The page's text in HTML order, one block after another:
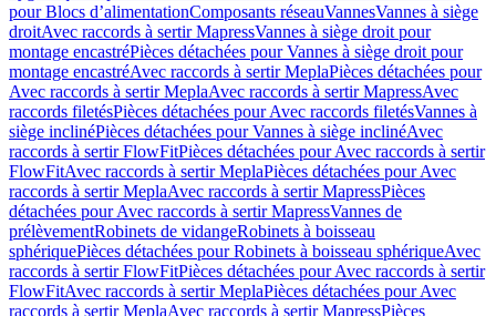
pour Blocs d’alimentationComposants réseauVannesVannes à siège
droitAvec raccords à sertir MapressVannes à siège droit pour
montage encastréPièces détachées pour Vannes à siège droit pour
montage encastréAvec raccords à sertir MeplaPièces détachées pour
Avec raccords à sertir MeplaAvec raccords à sertir MapressAvec
raccords filetésPièces détachées pour Avec raccords filetésVannes à
siège inclinéPièces détachées pour Vannes à siège inclinéAvec
raccords à sertir FlowFitPièces détachées pour Avec raccords à sertir
FlowFitAvec raccords à sertir MeplaPièces détachées pour Avec
raccords à sertir MeplaAvec raccords à sertir MapressPièces
détachées pour Avec raccords à sertir MapressVannes de
prélèvementRobinets de vidangeRobinets à boisseau
sphériquePièces détachées pour Robinets à boisseau sphériqueAvec
raccords à sertir FlowFitPièces détachées pour Avec raccords à sertir
FlowFitAvec raccords à sertir MeplaPièces détachées pour Avec
raccords à sertir MeplaAvec raccords à sertir MapressPièces